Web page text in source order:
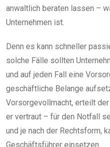
anwaltlich beraten lassen –
Unternehmen ist.
Denn es kann schneller
solche Fälle sollten
und auf jeden Fall eine
geschäftliche Belange
Vorsorgevollmacht, erteilt
er vertraut – für den Notfall
und je nach der Rechtsform,
Geschäftsführer einsetzen.